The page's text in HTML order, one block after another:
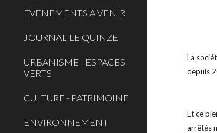
EVENEMENTS A VENIR
JOURNAL LE QUINZE
URBANISME - ESPACES
VERTS
CULTURE - PATRIMOINE
ENVIRONNEMENT
La
depuis
Et ce
arrêtés